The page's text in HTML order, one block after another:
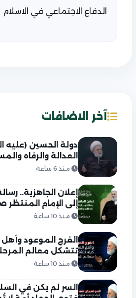
الدفاع الاجتماعي في الاسلام
آخر الاضافات
دولة الحسين (عليه
العدالة والرفاه
منذ 6 ساعة
إعلان الجاهزية..
إلى الإمام المنتظر
منذ 10 ساعة
الفرج الموعود
تتشكل معالم
منذ 10 ساعة
السر لم يكن في